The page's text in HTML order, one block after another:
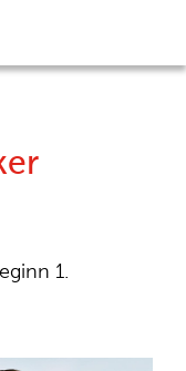
1.